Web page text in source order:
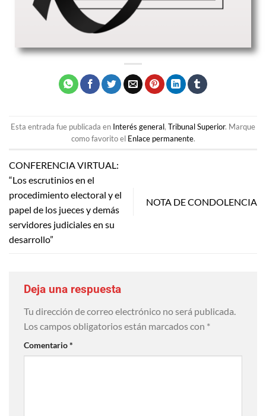
Esta entrada fue publicada en Interés general, Tribunal Superior. Marque
como favorito el Enlace permanente.
CONFERENCIA VIRTUAL:
“Los escrutinios en el
procedimiento electoral y el
papel de los jueces y demás
servidores judiciales en su
desarrollo”
NOTA DE CONDOLENCIA
Deja una respuesta
Tu dirección de correo electrónico no será publicada.
Los campos obligatorios están marcados con *
Comentario*